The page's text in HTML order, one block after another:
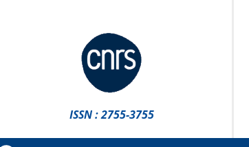
ISSN : 2755-3755